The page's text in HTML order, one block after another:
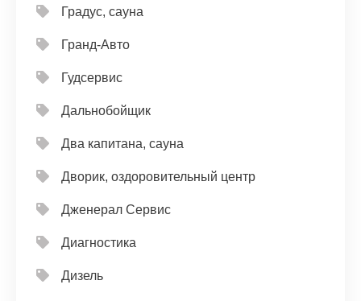
Градус, сауна
Гранд-Авто
Гудсервис
Дальнобойщик
Два капитана, сауна
Дворик, оздоровительный центр
Дженерал Сервис
Диагностика
Дизель